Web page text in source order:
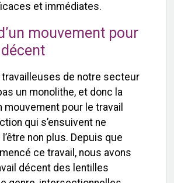
et immédiates.
mouvement pour
travailleuses de notre secteur
un monolithe, et donc la
mouvement pour le travail
qui s’ensuivent ne
non plus. Depuis que
ce travail, nous avons
décent des lentilles